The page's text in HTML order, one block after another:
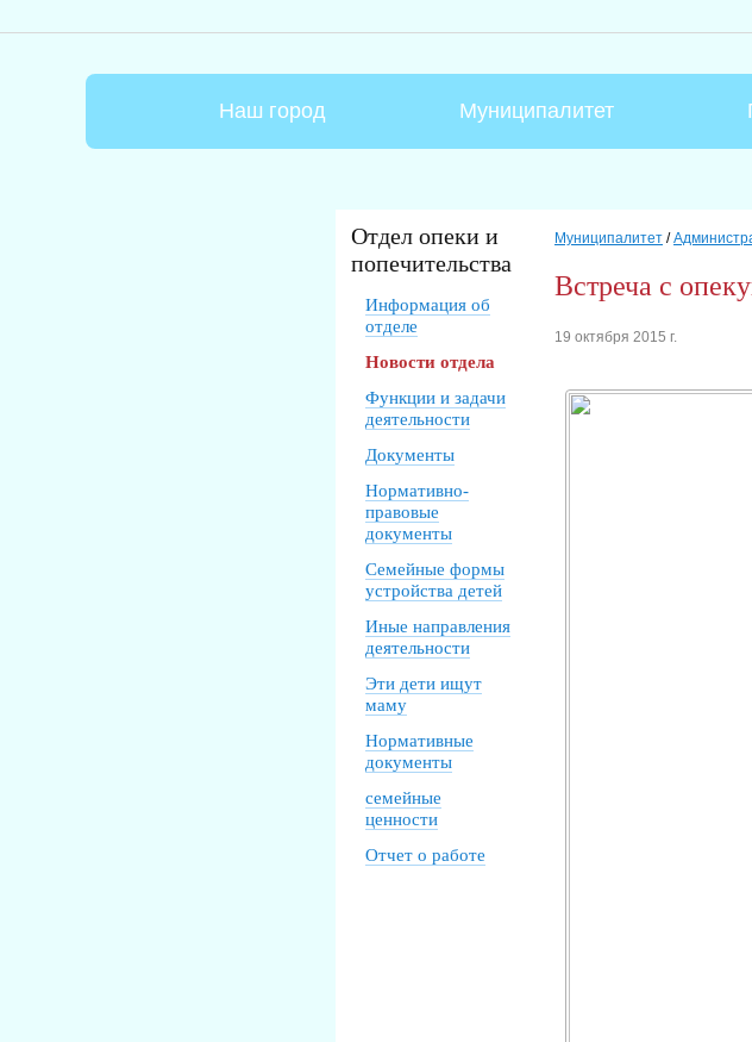
Наш город Муниципалитет
Отдел опеки и
попечительства
Информация об
отделе
Новости отдела
Функции и задачи
деятельности
Документы
Нормативно-
правовые
документы
Семейные формы
устройства детей
Иные направления
деятельности
Эти дети ищут
маму
Нормативные
документы
семейные
ценности
Отчет о работе
Муниципалитет /
Встреча с
19 октября 2015 г.